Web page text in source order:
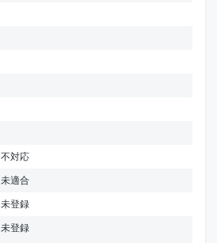
不対応
未適合
未登録
未登録